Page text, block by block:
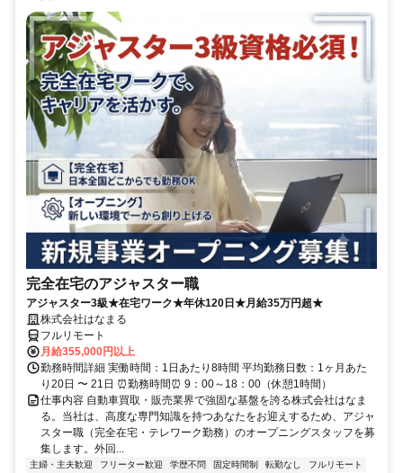
完全在宅のアジャスター職
アジャスター3級★在宅ワーク★年休120日★月給35万円超★
株式会社はなまる
フルリモート
月給355,000円以上
勤務時間詳細 実働時間：1日あたり8時間 平均勤務日数：1ヶ月あた
り20日 〜 21日 ⏰勤務時間⏰ 9：00～18：00（休憩1時間）
仕事内容 自動車買取・販売業界で強固な基盤を誇る株式会社はなま
る。当社は、高度な専門知識を持つあなたをお迎えするため、アジャ
スター職（完全在宅・テレワーク勤務）のオープニングスタッフを募
集します。外回...
主婦・主夫歓迎 フリーター歓迎 学歴不問 固定時間制 転勤なし
フルリモート